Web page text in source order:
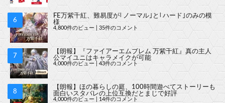
FE万紫千紅、難易度が｢ノーマル｣と｢ハード｣のみの模
様
4,800件のビュー 35件のコメント
【朗報】『ファイアーエムブレム 万紫千紅』真の主人
公マイユニはキャラメイクが可能
4,000件のビュー|43件のコメント
【朗報】ほの暮らしの庭、100時間遊べてストーリーも
面白いスタバレの上位互換だとまじで好評
4,000件のビュー 14件のコメント